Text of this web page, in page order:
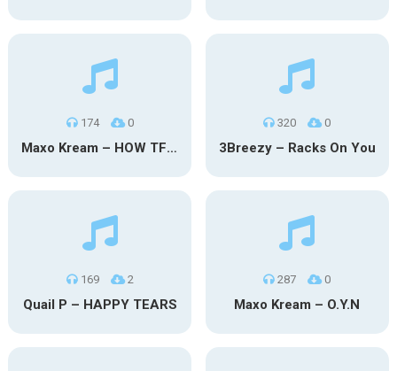
174 0
Maxo Kream – HOW TF I’M LUCKY
320 0
3Breezy – Racks On You
169 2
Quail P – HAPPY TEARS
287 0
Maxo Kream – O.Y.N